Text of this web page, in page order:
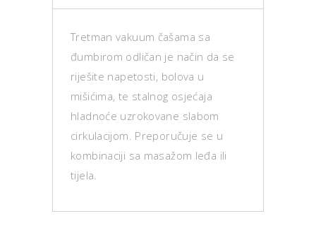
Tretman vakuum čašama sa
đumbirom odličan je način da se
riješite napetosti, bolova u
mišićima, te stalnog osjećaja
hladnoće uzrokovane slabom
cirkulacijom. Preporučuje se u
kombinaciji sa masažom leđa ili
tijela.